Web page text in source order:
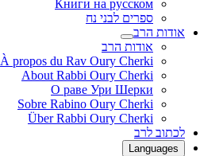
Книги на русском
ספרים לבני נח
אודות הרב
אודות הרב
À propos du Rav Oury Cherki
About Rabbi Oury Cherki
О раве Ури Шерки
Sobre Rabino Oury Cherki
Über Rabbi Oury Cherki
לכתוב לרב
Languages